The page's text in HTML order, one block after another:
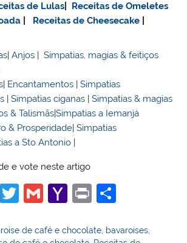
de Lulas
Receitas de Omeletes
Receitas de Cheesecake
|Anjos |Simpatias, magias & feitiços
| Encantamentos |Simpatias
|Simpatias ciganas |Simpatias & magias
& Talismãs|Simpatias a Iemanjá
& Prosperidade|Simpatias
a Sto Antonio |
e vote neste artigo
F
T
itt
G
ai
Y
h
Pr
t
ar
de café e chocolate bavaroises